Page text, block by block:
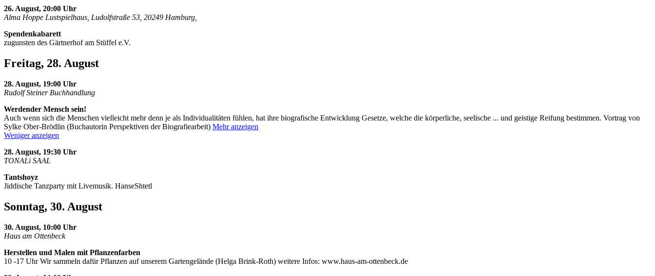
26. August, 20:00 Uhr
Alma Hoppe Lustspielhaus, Ludolfstraße 53, 20249 Hamburg,
Spendenkabarett
zugunsten des Gärtnerhof am Stüffel e.V.
Freitag, 28. August
28. August, 19:00 Uhr
Rudolf Steiner Buchhandlung
Werdender Mensch sein!
Auch wenn sich die Menschen vielleicht mehr denn je als Individualitäten fühlen, hat ihre biografische Entwicklung Gesetze, welche die körperliche, seelische ... und geistige Reifung bestimmen. Vortrag von
Sylke Ober-Brödlin (Buchautorin Perspektiven der Biografiearbeit) Mehr anzeigen
Weniger anzeigen
28. August, 19:30 Uhr
TONALi SAAL
Tantshoyz
Jiddische Tanzparty mit Livemusik. HanseShtetl
Sonntag, 30. August
30. August, 10:00 Uhr
Haus am Ottenbeck
Herstellen und Malen mit Pflanzenfarben
10 -17 Uhr Wir sammeln dafür Pflanzen auf unserem Gartengelände (Helga Brink-Roth) weitere Infos: www.haus-am-ottenbeck.de